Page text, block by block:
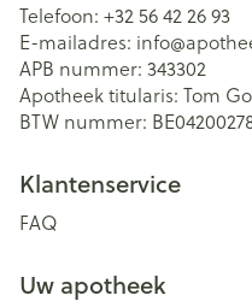
Telefoon: +32 56 42 26 93
E-mailadres: info@
APB nummer: 343302
Apotheek titularis: Tom
BTW nummer:
Klantenservice
FAQ
Uw apotheek